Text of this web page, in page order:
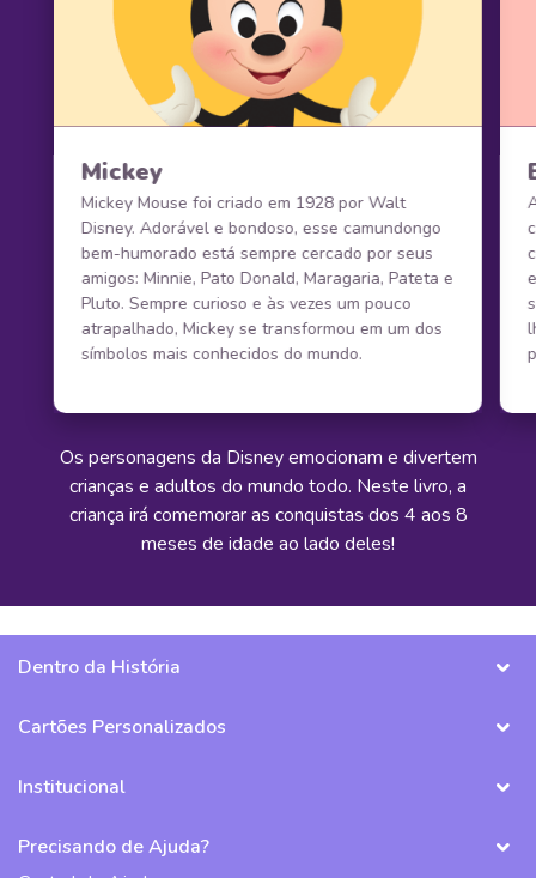
Mickey
Mickey Mouse foi criado em 1928 por Walt
Disney. Adorável e bondoso, esse camundongo
bem-humorado está sempre cercado por seus
amigos: Minnie, Pato Donald, Maragaria, Pateta e
Pluto. Sempre curioso e às vezes um pouco
atrapalhado, Mickey se transformou em um dos
símbolos mais conhecidos do mundo.
Os personagens da Disney emocionam e divertem
crianças e adultos do mundo todo. Neste livro, a
criança irá comemorar as conquistas dos 4 aos 8
meses de idade ao lado deles!
Dentro da História
Cartões Personalizados
Institucional
Precisando de Ajuda?